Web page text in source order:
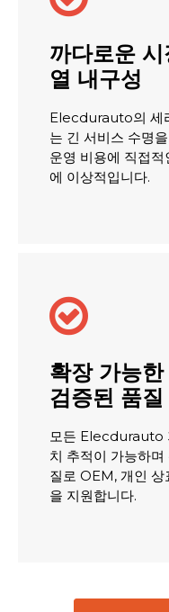
까다로운
열 내구성
Elecdurauto의 세
는 긴 서비스 수명
운영 비용에 직접
에 이상적입니다.

확장 가능
검증된 품질
모든 Elecdurauto
치 추적이 가능하
질로 OEM, 개인 상
을 지원합니다.